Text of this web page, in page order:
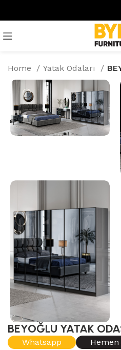
Home Yatak Odaları
BEYOĞLU YATAK
Whatsapp Hemen